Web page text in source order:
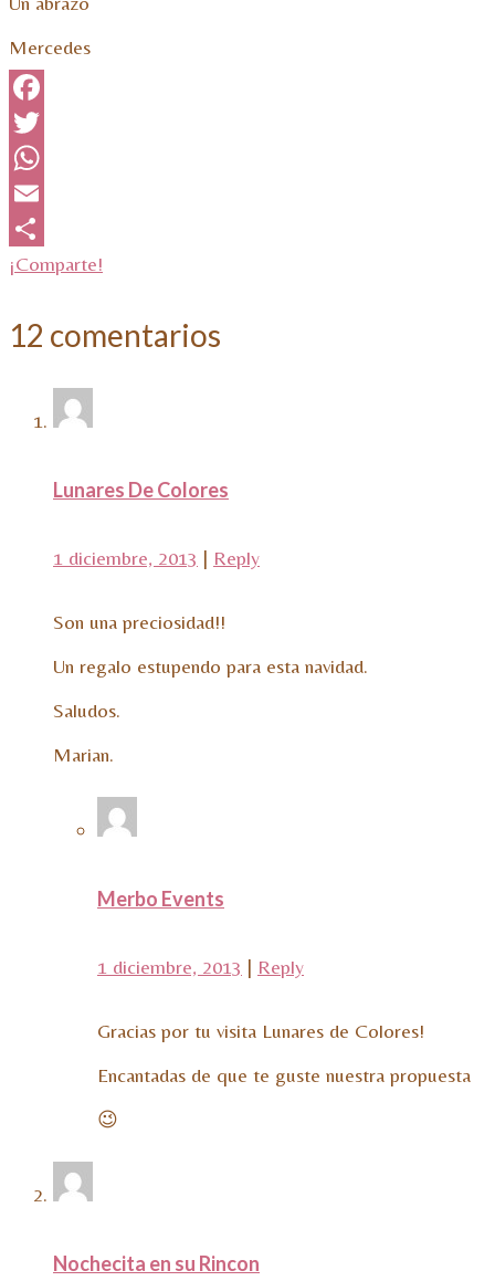
Mercedes
Facebook
Twitter
WhatsApp
Email
¡Comparte!
12 comentarios
Lunares De Colores
1 diciembre, 2013 | Reply
Son una preciosidad!!
Un regalo estupendo para esta navidad.
Saludos.
Marian.
Merbo Events
1 diciembre, 2013 | Reply
Gracias por tu visita Lunares de Colores!
Encantadas de que te guste nuestra propuesta
😉
Nochecita en su Rincon